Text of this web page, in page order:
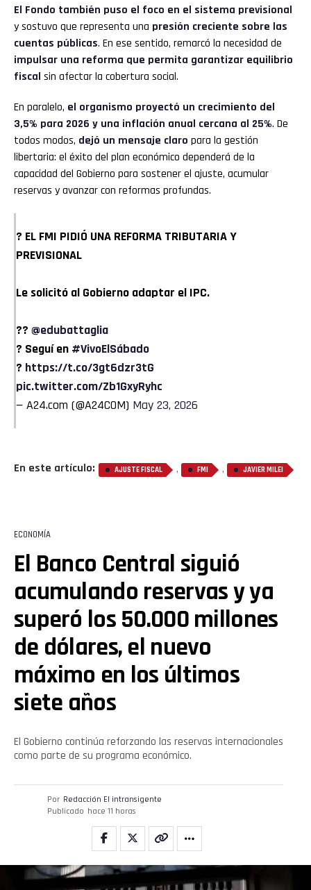
El Fondo también puso el foco en el sistema previsional
y sostuvo que representa una presión creciente sobre las
cuentas públicas. En ese sentido, remarcó la necesidad de
impulsar una reforma que permita garantizar equilibrio
fiscal sin afectar la cobertura social.
En paralelo, el organismo proyectó un crecimiento del
3,5% para 2026 y una inflación anual cercana al 25%. De
todos modos, dejó un mensaje claro para la gestión
libertaria: el éxito del plan económico dependerá de la
capacidad del Gobierno para sostener el ajuste, acumular
reservas y avanzar con reformas profundas.
? EL FMI PIDIÓ UNA REFORMA TRIBUTARIA Y
PREVISIONAL
Le solicitó al Gobierno adaptar el IPC.
?? @edubattaglia
? Seguí en #VivoElSábado
? https://t.co/3gt6dzr3tG
pic.twitter.com/Zb1GxyRyhc
— A24.com (@A24COM) May 23, 2026
En este artículo: AJUSTE FISCAL , FMI , JAVIER MILEI
ECONOMÍA
El Banco Central siguió
acumulando reservas y ya
superó los 50.000 millones
de dólares, el nuevo
máximo en los últimos
siete años
El Gobierno continúa reforzando las reservas internacionales
como parte de su programa económico.
Por Redacción El intransigente
Publicado hace 11 horas